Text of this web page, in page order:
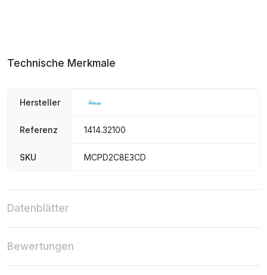
Technische Merkmale
Hersteller
Referenz 1414.32100
SKU MCPD2C8E3CD
Datenblätter
Bewertungen